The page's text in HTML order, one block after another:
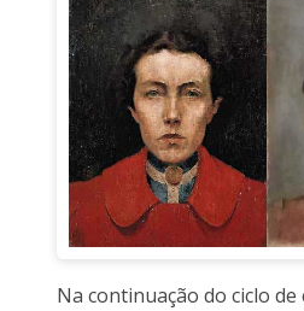
Na continuação do ciclo